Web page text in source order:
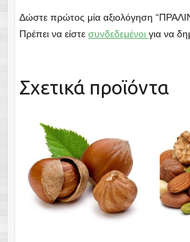
Δώστε πρώτος μία αξιολόγηση
Πρέπει να είστε συνδεδεμένοι για να
Σχετικά προϊόντα